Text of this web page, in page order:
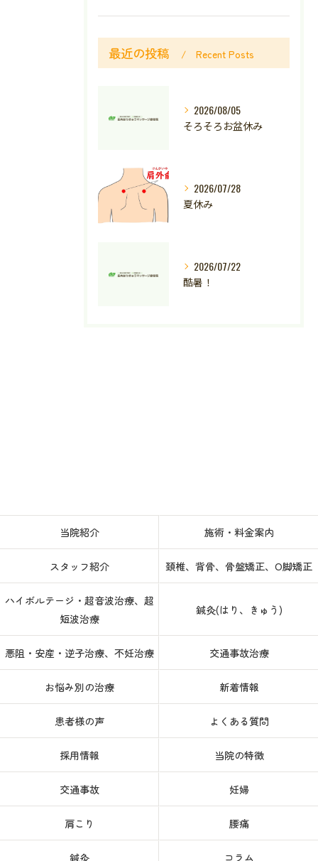
最近の投稿 Recent Posts
2026/08/05
そろそろお盆休み
2026/07/28
夏休み
2026/07/22
酷暑！
当院紹介 施術・料金案内
スタッフ紹介 頚椎、背骨、骨盤矯正、O脚矯正
ハイボルテージ・超音波治療、超
短波治療
鍼灸(はり、きゅう)
悪阻・安産・逆子治療、不妊治療 交通事故治療
お悩み別の治療 新着情報
患者様の声 よくある質問
採用情報 当院の特徴
交通事故 妊婦
肩こり 腰痛
鍼灸 コラム